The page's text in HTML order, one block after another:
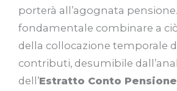
porterà all’agognata
fondamentale combinare a
della collocazione temporale
contributi, desumibile
dell’Estratto Conto Pensione